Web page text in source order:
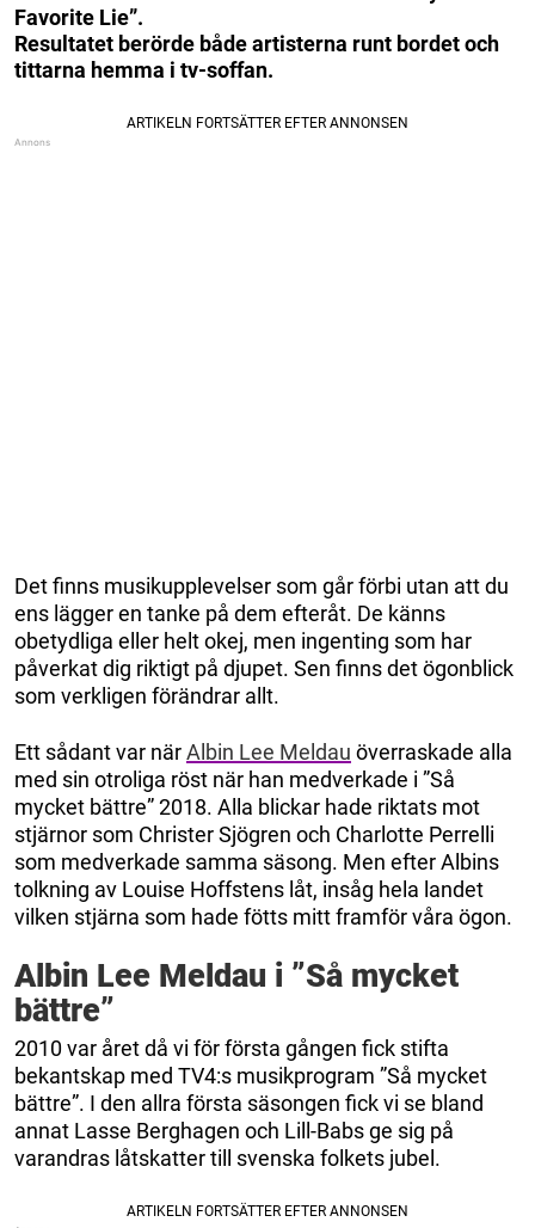
Favorite Lie”.
Resultatet berörde både artisterna runt bordet och
tittarna hemma i tv-soffan.
Det finns musikupplevelser som går förbi utan att du
ens lägger en tanke på dem efteråt. De känns
obetydliga eller helt okej, men ingenting som har
påverkat dig riktigt på djupet. Sen finns det ögonblick
som verkligen förändrar allt.
Ett sådant var närAlbin Lee Meldau överraskade alla
med sin otroliga röst när han medverkade i ”Så
mycket bättre” 2018. Alla blickar hade riktats mot
stjärnor som Christer Sjögren och Charlotte Perrelli
som medverkade samma säsong. Men efter Albins
tolkning av Louise Hoffstens låt, insåg hela landet
vilken stjärna som hade fötts mitt framför våra ögon.
Albin Lee Meldau i ”Så mycket
bättre”
2010 var året då vi för första gången fick stifta
bekantskap med TV4:s musikprogram ”Så mycket
bättre”. I den allra första säsongen fick vi se bland
annat Lasse Berghagen och Lill-Babs ge sig på
varandras låtskatter till svenska folkets jubel.